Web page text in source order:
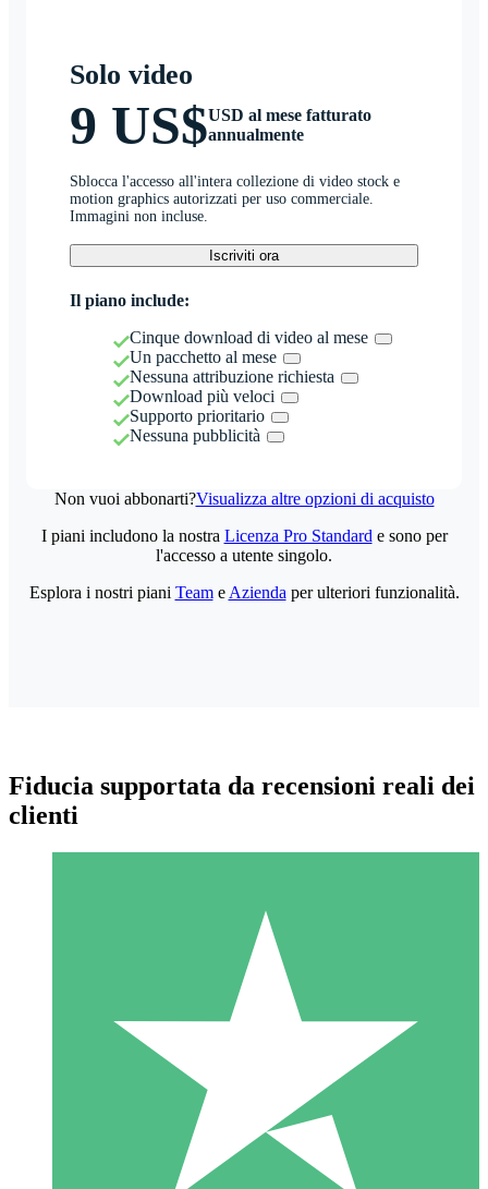
Solo video
9 US$USD al mese fatturato
annualmente
Sblocca l'accesso all'intera collezione di video stock e
motion graphics autorizzati per uso commerciale.
Immagini non incluse.
Iscriviti ora
Il piano include:
Cinque download di video al mese
Un pacchetto al mese
Nessuna attribuzione richiesta
Download più veloci
Supporto prioritario
Nessuna pubblicità
Non vuoi abbonarti?Visualizza altre opzioni di acquisto
Pacchetti di Crediti Individuali
Paga a consumo con crediti di download. Nessun impegno
1 Download
10
I piani includono la nostra Licenza Pro Standard e sono per
l'accesso a utente singolo.
Esplora i nostri piani Teame Azienda per ulteriori funzionalità.
Fiducia supportata da recensioni reali dei
clienti